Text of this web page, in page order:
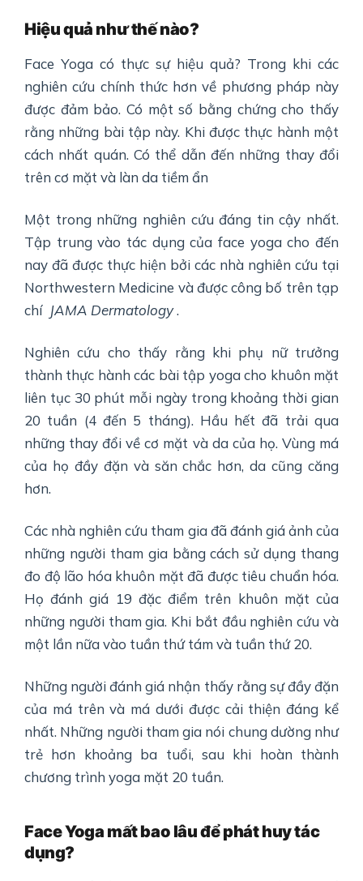
Hiệu quả như thế nào?
Face Yoga có thực sự hiệu quả? Trong khi các
nghiên cứu chính thức hơn về phương pháp này
được đảm bảo. Có một số bằng chứng cho thấy
rằng những bài tập này. Khi được thực hành một
cách nhất quán. Có thể dẫn đến những thay đổi
trên cơ mặt và làn da tiềm ẩn
Một trong những nghiên cứu đáng tin cậy nhất.
Tập trung vào tác dụng của face yoga cho đến
nay đã được thực hiện bởi các nhà nghiên cứu tại
Northwestern Medicine và được công bố trên tạp
chí JAMA Dermatology.
Nghiên cứu cho thấy rằng khi phụ nữ trưởng
thành thực hành các bài tập yoga cho khuôn mặt
liên tục 30 phút mỗi ngày trong khoảng thời gian
20 tuần (4 đến 5 tháng). Hầu hết đã trải qua
những thay đổi về cơ mặt và da của họ. Vùng má
của họ đầy đặn và săn chắc hơn, da cũng căng
hơn.
Các nhà nghiên cứu tham gia đã đánh giá ảnh của
những người tham gia bằng cách sử dụng thang
đo độ lão hóa khuôn mặt đã được tiêu chuẩn hóa.
Họ đánh giá 19 đặc điểm trên khuôn mặt của
những người tham gia. Khi bắt đầu nghiên cứu và
một lần nữa vào tuần thứ tám và tuần thứ 20.
Những người đánh giá nhận thấy rằng sự đầy đặn
của má trên và má dưới được cải thiện đáng kể
nhất. Những người tham gia nói chung dường như
trẻ hơn khoảng ba tuổi, sau khi hoàn thành
chương trình yoga mặt 20 tuần.
Face Yoga mất bao lâu để phát huy tác
dụng?